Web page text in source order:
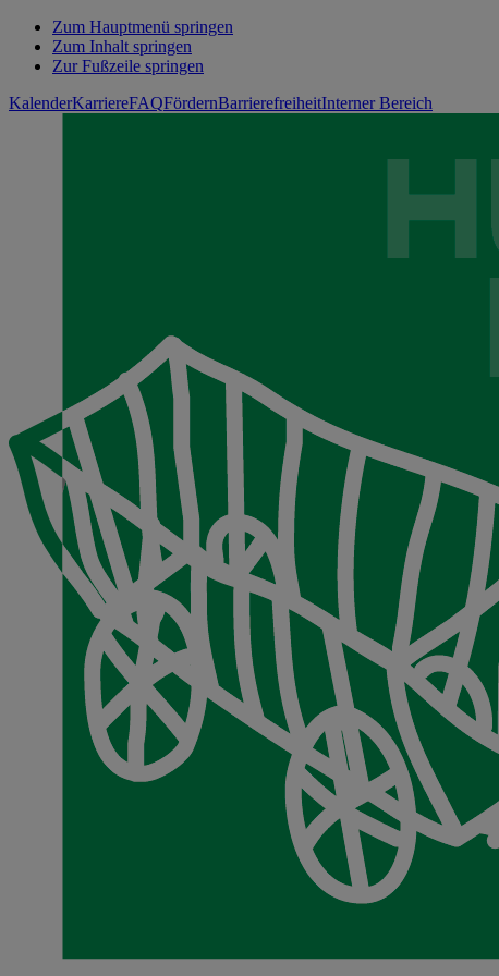
Zum Hauptmenü springen
Zum Inhalt springen
Zur Fußzeile springen
KalenderKarriereFAQFördernBarrierefreiheitInterner Bereich